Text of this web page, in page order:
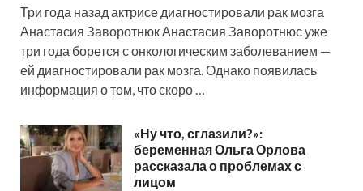
Три года назад актрисе диагностировали рак мозга
Анастасия Заворотнюк Анастасия Заворотнюс уже
три года борется с онкологическим заболеванием —
ей диагностировали рак мозга. Однако появилась
информация о том, что скоро …
«Ну что, сглазили?»:
беременная Ольга Орлова
рассказала о проблемах с
лицом